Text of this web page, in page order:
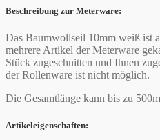
Beschreibung zur Meterware:
Das Baumwollseil 10mm weiß ist
mehrere Artikel der Meterware
Stück zugeschnitten und Ihnen
der Rollenware ist nicht möglich.
Die Gesamtlänge kann bis zu
Artikeleigenschaften: